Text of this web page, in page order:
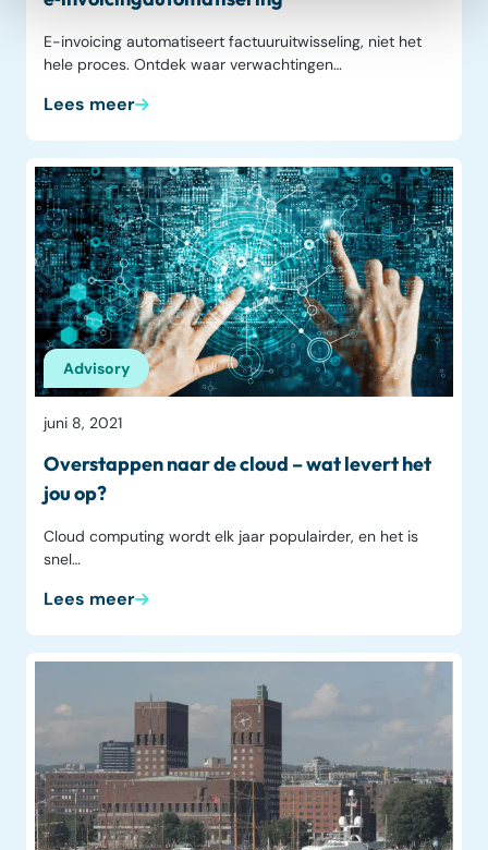
E-invoicing automatiseert factuuruitwisseling, niet het
hele proces. Ontdek waar verwachtingen…
Lees meer
Advisory
juni 8, 2021
Overstappen naar de cloud – wat levert het
jou op?
Cloud computing wordt elk jaar populairder, en het is
snel…
Lees meer